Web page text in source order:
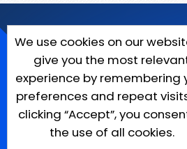
We use cookies on our
give you the most
experience by remembering
preferences and repeat
clicking “Accept”, you
the use of all cookies.